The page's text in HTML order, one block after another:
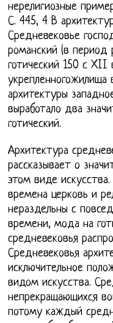
нерелигиозные
С. 445, 4 В
Средневековье
романский (в период
готический 150 с
архитектуры
выработало два
готический.
Архитектура
рассказывает о
этом виде
времена церковь и
нераздельны с
времени, мода на
средневековья
Средневековья
исключительное
видом искусства.
непрекращающихся
потому каждый